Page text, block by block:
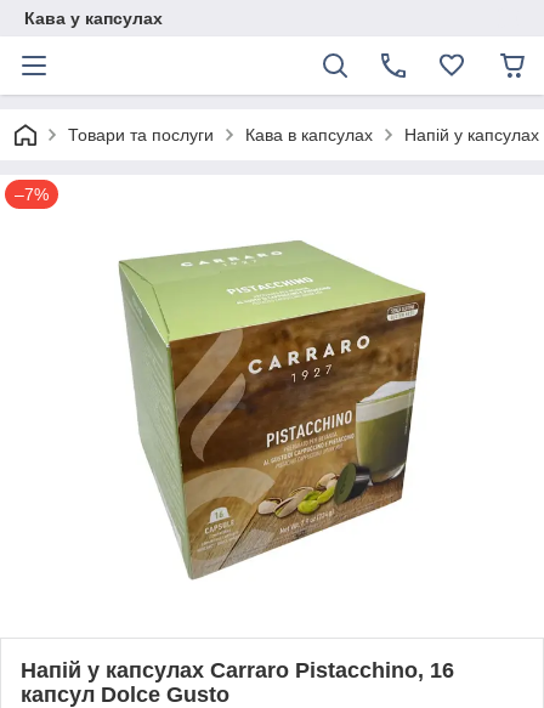
Кава у капсулах
Товари та послуги Кава в капсулах Напій у
–7%
Напій у капсулах Carraro Pistacchino, 16
капсул Dolce Gusto